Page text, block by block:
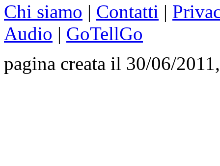
Chi siamo | Contatti |
Audio | GoTellGo
pagina creata il 30/06/